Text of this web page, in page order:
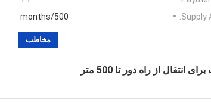
Supply
500/months
مخاطب